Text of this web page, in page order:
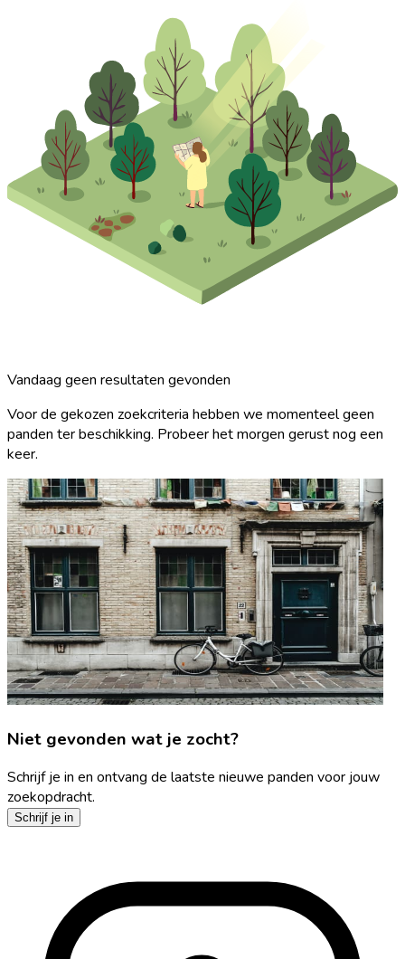
Vandaag geen resultaten gevonden
Voor de gekozen zoekcriteria hebben we momenteel geen
panden ter beschikking. Probeer het morgen gerust nog een
keer.
Niet gevonden wat je zocht?
Schrijf je in en ontvang de laatste nieuwe panden voor jouw
zoekopdracht.
Schrijf je in